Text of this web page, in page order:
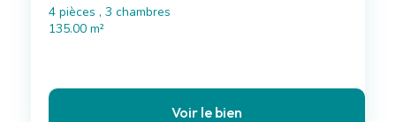
4 pièces , 3 chambres
135.00 m²
Voir le bien